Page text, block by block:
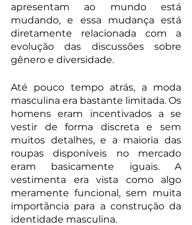
apresentam ao mundo está
mudando, e essa mudança está
diretamente relacionada com a
evolução das discussões sobre
gênero e diversidade.
Até pouco tempo atrás, a moda
masculina era bastante limitada. Os
homens eram incentivados a se
vestir de forma discreta e sem
muitos detalhes, e a maioria das
roupas disponíveis no mercado
eram basicamente iguais. A
vestimenta era vista como algo
meramente funcional, sem muita
importância para a construção da
identidade masculina.